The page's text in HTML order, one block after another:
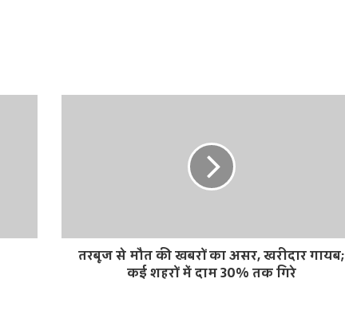
तरबूज से मौत की खबरों का असर, खरीदार गायब;
कई शहरों में दाम 30% तक गिरे